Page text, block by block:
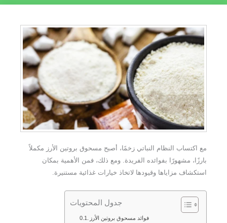
مع اكتساب النظام النباتي زخمًا، أصبح مسحوق بروتين الأرز مكملاً
بارزًا، مشهورًا بفوائده الفريدة. ومع ذلك، فمن الأهمية بمكان
استكشاف مزاياها وقيودها لاتخاذ خيارات غذائية مستنيرة.
جدول المحتويات
فوائد مسحوق بروتين الأرز